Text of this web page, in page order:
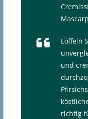
Löffeln
und
richtig